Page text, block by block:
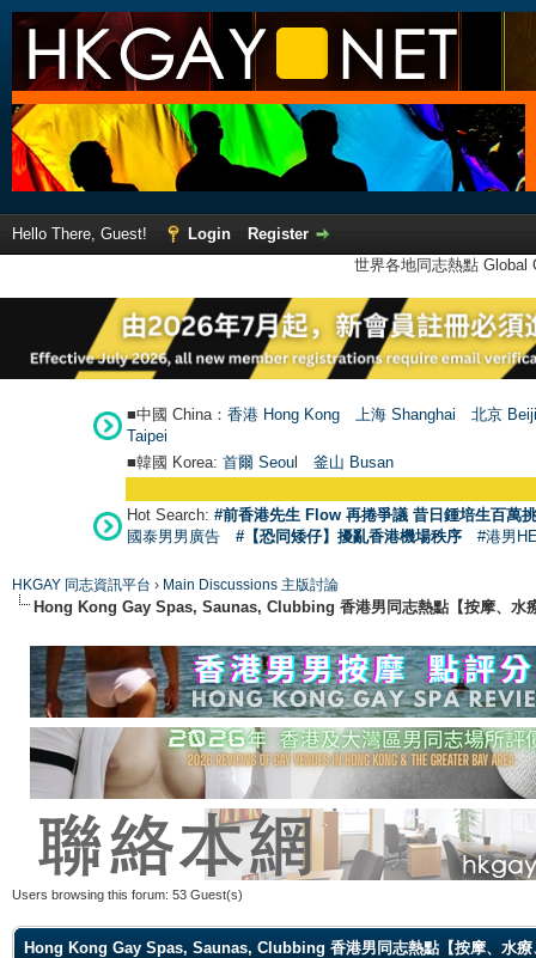
Hello There, Guest! Login
Register
世界各地同志熱點
■中國 China： 香港 Hong Kong 上海 Shanghai
北京
Taipei
■韓國 Korea: 首爾 Seoul 釜山 Busan
Hot Search: #前香港先生 Flow 再捲爭議 昔日鍾培生百萬
國泰男男廣告
#【恐同矮仔】擾亂香港機場秩序 #港男
HKGAY 同志資訊平台 › Main Discussions 主版討論
Hong Kong Gay Spas, Saunas, Clubbing 香港男同志熱點【按摩、水
Users browsing this forum: 53 Guest(s)
Hong Kong Gay Spas, Saunas, Clubbing 香港男同志熱點【按摩、水